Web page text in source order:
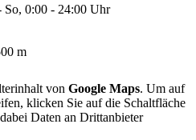
So, 0:00 - 24:00 Uhr
m
von Google Maps. Um auf
klicken Sie auf die Schaltfläche
Daten an Drittanbieter